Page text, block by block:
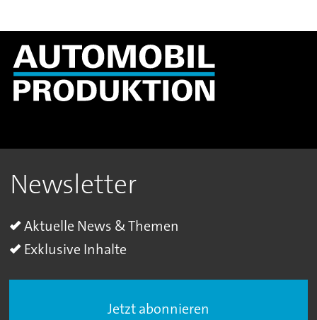
Newsletter
Aktuelle News & Themen
Exklusive Inhalte
Jetzt abonnieren